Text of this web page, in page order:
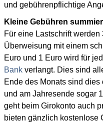
und gebührenpflichtige
Kleine Gebühren
Für eine Lastschrift
Überweisung mit einem
Euro und 1 Euro wird für
Bank verlangt. Dies sind
Ende des Monats sind
und am Jahresende sogar
geht beim Girokonto auch
bieten gänzlich kostenlose